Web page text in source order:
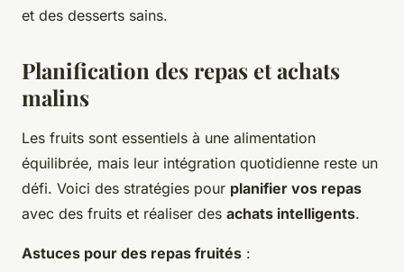
et des desserts sains.
Planification des repas et achats
malins
Les fruits sont essentiels à une alimentation
équilibrée, mais leur intégration quotidienne reste un
défi. Voici des stratégies pour planifier vos repas
avec des fruits et réaliser des achats intelligents.
Astuces pour des repas fruités :